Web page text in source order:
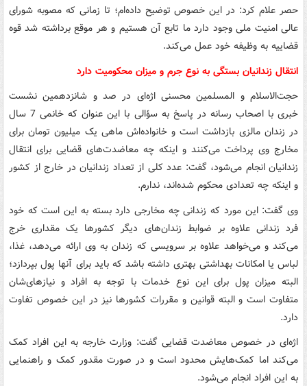
حصر علام کرد: در این خصوص توضیح داده‌ام؛ تا زمانی که مصوبه شورای
عالی امنیت ملی وجود دارد ما تابع آن هستیم و هر موقع برداشته شد قوه
قضاییه به وظیفه خود عمل می‌کند.
انتقال زندانیان بستگی به نوع جرم و میزان محکومیت دارد
حجت‌الاسلام و المسلمین محسنی اژه‌ای در صد و شانزدهمین نشست
خبری با اصحاب رسانه در پاسخ به سؤالی با این عنوان که خانمی 7 سال
در زندان مالزی بازداشت است و خانواده‌اش ماهی یک میلیون تومان برای
مخارج وی پرداخت می‌کنند و اینکه چه معاضدت‌های قضایی برای انتقال
زندانیان انجام می‌شود، گفت:‌ عدد کلی از تعداد زندانیان در خارج از کشور
و اینکه چه تعدادی محکوم شده‌اند، ندارم.
وی گفت: این مورد که زندانی چه مخارجی دارد بسته به این است که خود
فرد زندانی علاوه بر ضوابط زندان‌های دیگر کشورها یک مقداری خرج
می‌کند و می‌خواهد علاوه بر سرویسی که زندان به وی ارائه می‌دهد، غذا،
لباس یا امکانات بهداشتی بهتری داشته باشد که باید برای آنها پول بپردازد؛
البته میزان پول برای این نوع خدمات با توجه به افراد و نیازهای‌شان
متفاوت است و البته قوانین و مقررات کشورها نیز در این خصوص تفاوت
دارد.
اژه‌ای در خصوص معاضدت قضایی گفت: وزارت خارجه به این افراد کمک
می‌کند اما کمک‌هایش محدود است و در صورت مقدور کمک و راهنمایی
به این افراد انجام می‌شود.